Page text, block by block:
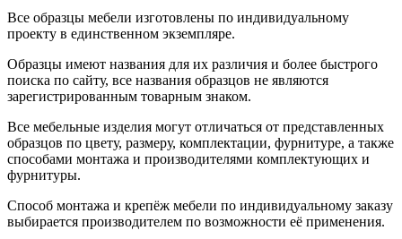
Все образцы мебели изготовлены по индивидуальному
проекту в единственном экземпляре.
Образцы имеют названия для их различия и более быстрого
поиска по сайту, все названия образцов не являются
зарегистрированным товарным знаком.
Все мебельные изделия могут отличаться от представленных
образцов по цвету, размеру, комплектации, фурнитуре, а также
способами монтажа и производителями комплектующих и
фурнитуры.
Способ монтажа и крепёж мебели по индивидуальному заказу
выбирается производителем по возможности её применения.